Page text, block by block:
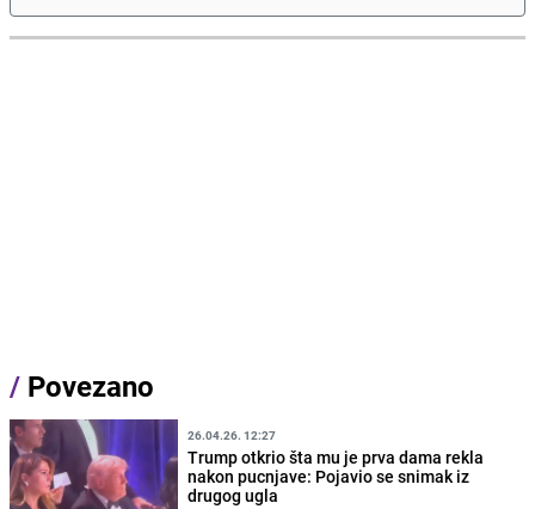
/ Povezano
26.04.26. 12:27
Trump otkrio šta mu je prva dama rekla
nakon pucnjave: Pojavio se snimak iz
drugog ugla